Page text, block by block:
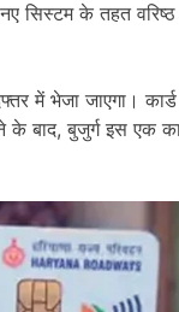
सिस्टम के तहत
में भेजा जाएगा।
बाद, बुजुर्ग इस एक